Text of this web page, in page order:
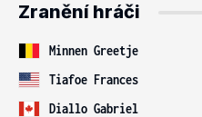
Zranění hráči
Minnen Greetje
Tiafoe Frances
Diallo Gabriel